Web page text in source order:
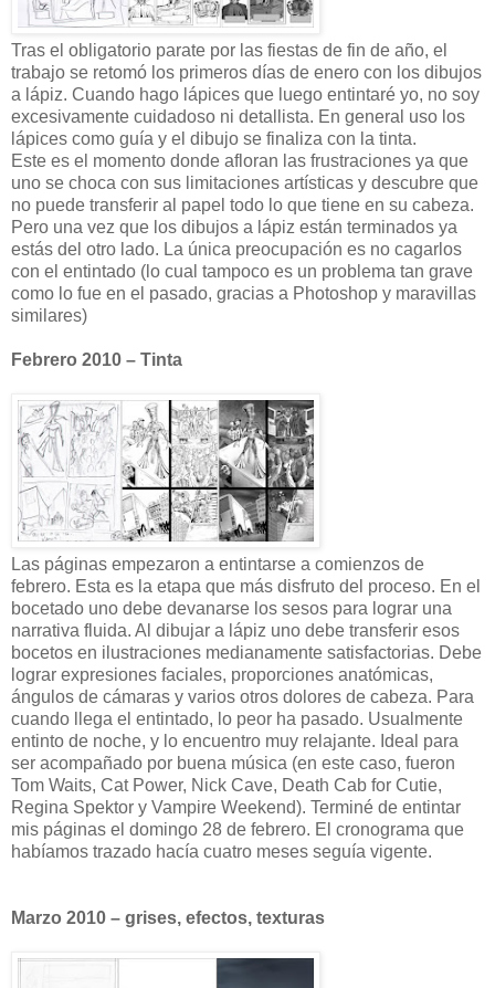
Tras el obligatorio parate por las fiestas de fin de año, el
trabajo se retomó los primeros días de enero con los dibujos
a lápiz. Cuando hago lápices que luego entintaré yo, no soy
excesivamente cuidadoso ni detallista. En general uso los
lápices como guía y el dibujo se finaliza con la tinta.
Este es el momento donde afloran las frustraciones ya que
uno se choca con sus limitaciones artísticas y descubre que
no puede transferir al papel todo lo que tiene en su cabeza.
Pero una vez que los dibujos a lápiz están terminados ya
estás del otro lado. La única preocupación es no cagarlos
con el entintado (lo cual tampoco es un problema tan grave
como lo fue en el pasado, gracias a Photoshop y maravillas
similares)
Febrero 2010 – Tinta
Las páginas empezaron a entintarse a comienzos de
febrero. Esta es la etapa que más disfruto del proceso. En el
bocetado uno debe devanarse los sesos para lograr una
narrativa fluida. Al dibujar a lápiz uno debe transferir esos
bocetos en ilustraciones medianamente satisfactorias. Debe
lograr expresiones faciales, proporciones anatómicas,
ángulos de cámaras y varios otros dolores de cabeza. Para
cuando llega el entintado, lo peor ha pasado. Usualmente
entinto de noche, y lo encuentro muy relajante. Ideal para
ser acompañado por buena música (en este caso, fueron
Tom Waits, Cat Power, Nick Cave, Death Cab for Cutie,
Regina Spektor y Vampire Weekend). Terminé de entintar
mis páginas el domingo 28 de febrero. El cronograma que
habíamos trazado hacía cuatro meses seguía vigente.
Marzo 2010 – grises, efectos, texturas